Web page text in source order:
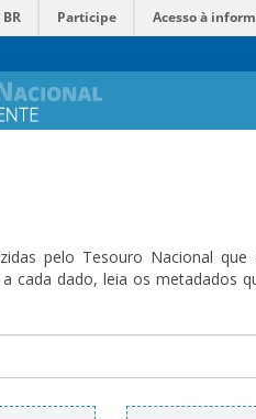
Participe Acesso à
pelo Tesouro Nacional
cada dado, leia os metadados